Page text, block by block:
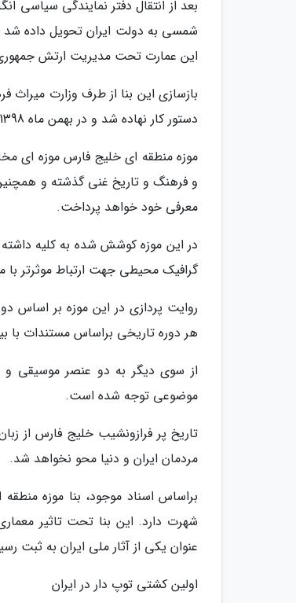
شمسی به دولت ایران تحویل داده شد
این عمارت تحت مدیریت ارتش جمهوری
دستور کار نهاده شد و در بهمن ماه 1398 به مرحله بهره برداری رسید.
موزه منطقه ای خلیج فارس موزه ای
و فرهنگ و تاریخ غنی گذشته و همچنین
معرفی خود خواهد پرداخت.
در این موزه کوشش شده به کلیه
گرافیک محیطی جهت ارتباط موثرتر با
روایت پردازی در این موزه بر اساس
هر دوره تاریخی براساس مستندات با
از سوی دیگر به دو عنصر موسیقی و
موضوعی توجه شده است.
تاریخ پر فرازونشیب خلیج فارس از
مردمان ایران و دنیا محو نخواهد شد.
براساس اسناد موجود، بنا موزه
عنوان یکی از آثار ملی ایران به ثبت
اولین کشتی توپ دار در ایران